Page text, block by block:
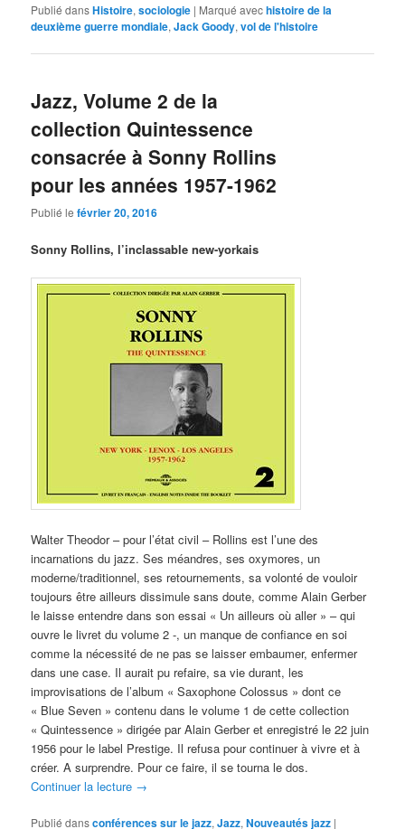
Publié dansHistoire,sociologie | Marqué avechistoire de la
deuxième guerre mondiale,Jack Goody,vol de l'histoire
Jazz, Volume 2 de la
collection Quintessence
consacrée à Sonny Rollins
pour les années 1957-1962
Publié lefévrier 20, 2016
Sonny Rollins, l’inclassable new-yorkais
Walter Theodor – pour l’état civil – Rollins est l’une des
incarnations du jazz. Ses méandres, ses oxymores, un
moderne/traditionnel, ses retournements, sa volonté de vouloir
toujours être ailleurs dissimule sans doute, comme Alain Gerber
le laisse entendre dans son essai « Un ailleurs où aller » – qui
ouvre le livret du volume 2 -, un manque de confiance en soi
comme la nécessité de ne pas se laisser embaumer, enfermer
dans une case. Il aurait pu refaire, sa vie durant, les
improvisations de l’album « Saxophone Colossus » dont ce
« Blue Seven » contenu dans le volume 1 de cette collection
« Quintessence » dirigée par Alain Gerber et enregistré le 22 juin
1956 pour le label Prestige. Il refusa pour continuer à vivre et à
créer. A surprendre. Pour ce faire, il se tourna le dos.
Continuer la lecture →
Publié dansconférences sur le jazz,Jazz,Nouveautés jazz |